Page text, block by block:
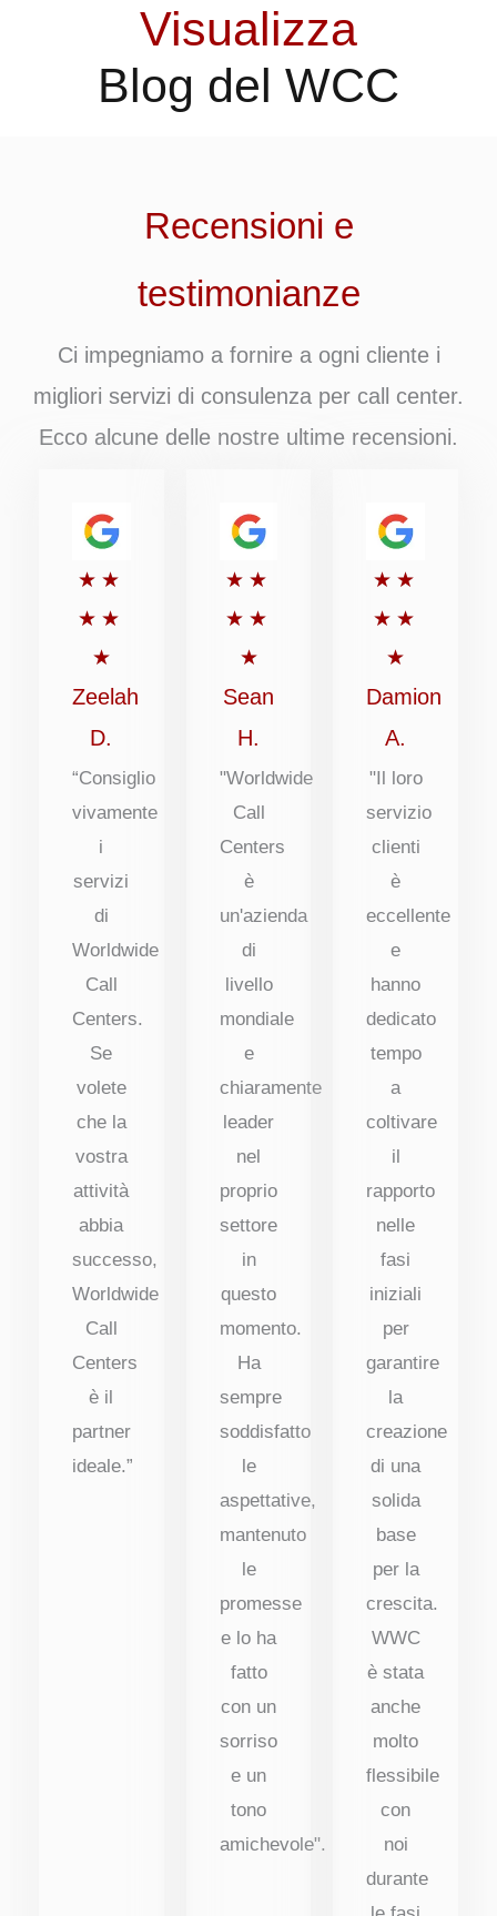
Visualizza
Blog del WCC
Recensioni e
testimonianze
Ci impegniamo a fornire a ogni cliente i
migliori servizi di consulenza per call center.
Ecco alcune delle nostre ultime recensioni.
★ ★
★ ★
★
Valutato
5
su
5
Zeelah
D.
“Consiglio
vivamente
i
servizi
di
Worldwide
Call
Centers.
Se
volete
che la
vostra
attività
abbia
successo,
Worldwide
Call
Centers
è il
partner
ideale.”
★ ★
★ ★
★
Valutato
5
su
5
Sean
H.
"Worldwide
Call
Centers
è
un'azienda
di
livello
mondiale
e
chiaramente
leader
nel
proprio
settore
in
questo
momento.
Ha
sempre
soddisfatto
le
aspettative,
mantenuto
le
promesse
e lo ha
fatto
con un
sorriso
e un
tono
amichevole".
★ ★
★ ★
★
Valutato
5
5
Damion
A.
"Il loro
servizio
clienti
è
eccellente
e
hanno
dedicato
tempo
a
coltivare
il
rapporto
nelle
fasi
iniziali
per
garantire
la
creazione
di una
solida
base
per la
crescita.
WWC
è stata
anche
molto
flessibile
con
noi
durante